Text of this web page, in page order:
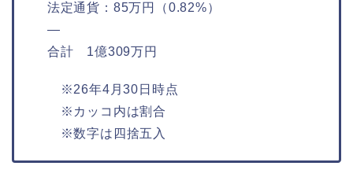
法定通貨：85万円（0.82%）
—
合計 1億309万円
※26年4月30日時点
※カッコ内は割合
※数字は四捨五入